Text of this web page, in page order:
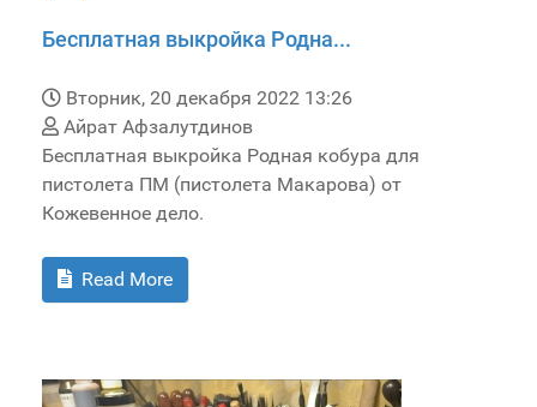
Бесплатная выкройка Родна...
Вторник, 20 декабря 2022 13:26
Айрат Афзалутдинов
Бесплатная выкройка Родная кобура для
пистолета ПМ (пистолета Макарова) от
Кожевенное дело.
Read More